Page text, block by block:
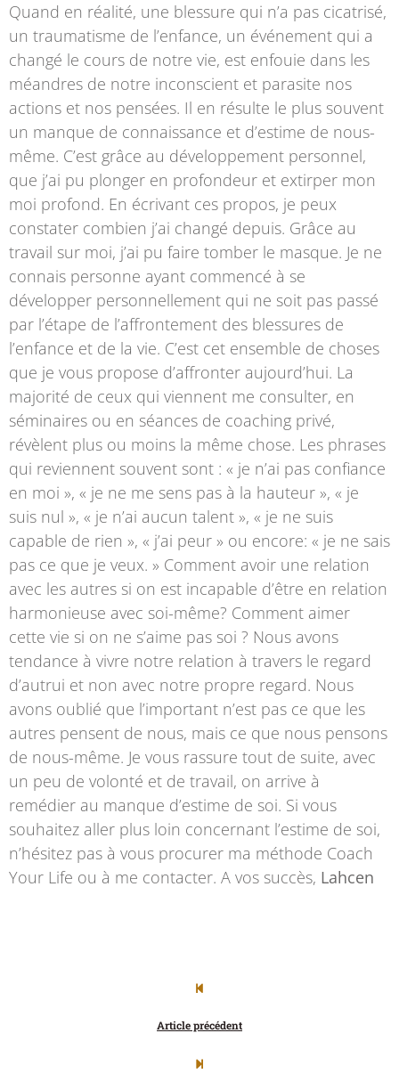
Quand en réalité, une blessure qui n’a pas cicatrisé,
un traumatisme de l’enfance, un événement qui a
changé le cours de notre vie, est enfouie dans les
méandres de notre inconscient et parasite nos
actions et nos pensées. Il en résulte le plus souvent
un manque de connaissance et d’estime de nous-
même. C’est grâce au développement personnel,
que j’ai pu plonger en profondeur et extirper mon
moi profond. En écrivant ces propos, je peux
constater combien j’ai changé depuis. Grâce au
travail sur moi, j’ai pu faire tomber le masque. Je ne
connais personne ayant commencé à se
développer personnellement qui ne soit pas passé
par l’étape de l’affrontement des blessures de
l’enfance et de la vie. C’est cet ensemble de choses
que je vous propose d’affronter aujourd’hui. La
majorité de ceux qui viennent me consulter, en
séminaires ou en séances de coaching privé,
révèlent plus ou moins la même chose. Les phrases
qui reviennent souvent sont : « je n’ai pas confiance
en moi », « je ne me sens pas à la hauteur », « je
suis nul », « je n’ai aucun talent », « je ne suis
capable de rien », « j’ai peur » ou encore: « je ne sais
pas ce que je veux. » Comment avoir une relation
avec les autres si on est incapable d’être en relation
harmonieuse avec soi-même? Comment aimer
cette vie si on ne s’aime pas soi ? Nous avons
tendance à vivre notre relation à travers le regard
d’autrui et non avec notre propre regard. Nous
avons oublié que l’important n’est pas ce que les
autres pensent de nous, mais ce que nous pensons
de nous-même. Je vous rassure tout de suite, avec
un peu de volonté et de travail, on arrive à
remédier au manque d’estime de soi. Si vous
souhaitez aller plus loin concernant l’estime de soi,
n’hésitez pas à vous procurer ma méthode Coach
Your Life ou à me contacter. A vos succès, Lahcen
Article précédent